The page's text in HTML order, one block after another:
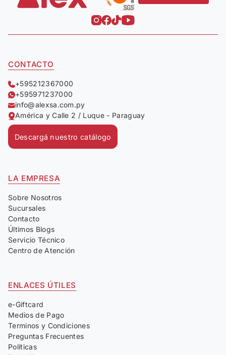
CONTACTO
+595212367000
+595971237000
info@alexsa.com.py
América y Calle 2 / Luque - Paraguay
Descargá nuestro catálogo
LA EMPRESA
Sobre Nosotros
Sucursales
Contacto
Últimos Blogs
Servicio Técnico
Centro de Atención
ENLACES ÚTILES
e-Giftcard
Medios de Pago
Terminos y Condiciones
Preguntas Frecuentes
Políticas